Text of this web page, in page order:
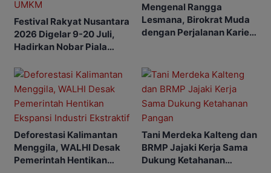
Festival Rakyat Nusantara
2026 Digelar 9-20 Juli,
Hadirkan Nobar Piala
UMKM
Mengenal Rangga
Lesmana, Birokrat Muda
dengan Perjalanan Karier
Deforestasi Kalimantan
Menggila, WALHI Desak
Pemerintah Hentikan
Tani Merdeka Kalteng dan
BRMP Jajaki Kerja Sama
Dukung Ketahanan